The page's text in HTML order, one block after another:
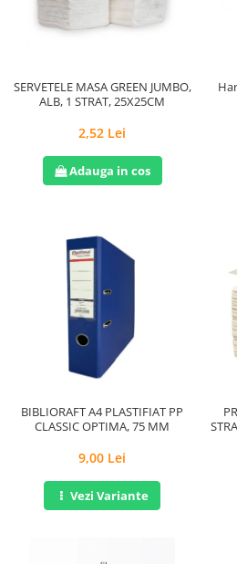
Lavete și bureți
Mopuri
Mănuși
Odorizante cameră/auto
Odorizante toaletă
Pahare și accesorii
Dispensere/dozatoare
Servețele umede
Plicuri
Tuș & more
SERVETELE MASA GREEN JUMBO,
ALB, 1 STRAT, 25X25CM
2,52 Lei
Adauga in cos
BIBLIORAFT A4 PLASTIFIAT PP
CLASSIC OPTIMA, 75 MM
9,00 Lei
Vezi Variante